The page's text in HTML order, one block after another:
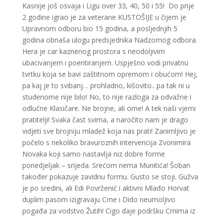
Kasnije još osvaja i Ligu over 33, 40, 50 i 55! Do prije
2 godine igrao je za veterane KUSTOŠIJE u čijem je
Upravnom odboru bio 15 godina, a posljednjih 5
godina obnaša ulogu predsjednika Nadzornog odbora.
Hera je car kaznenog prostora s neodoljivim
ubacivanjem i poentiranjem. Uspješno vodi privatnu
tvrtku koja se bavi zaštitnom opremom i obućom! Hej,
pa kaj je to svibanj… prohladno, kišovito.. pa tak ni u
studenome nije bilo! No, to nije razloga za odvažne i
odlučne Klasičare. Ne brojne, ali orne! A tek naši vjerni
pratitelji! Svaka čast svima, a naročito nam je drago
vidjeti sve brojniju mladež koja nas prati! Zanimljivo je
počelo s nekoliko bravuroznih intervencija Zvonimira
Novaka koji samo nastavlja niz dobre forme
ponedjeljak – srijeda. Srećom nema Munitića! Šoban
također pokazuje zavidnu formu. Gusto se stoji. Gužva
je po sredini, ali Edi Povrženić i aktivni Mlađo Horvat
duplim pasom izigravaju Crne i Dido neumoljivo
pogađa za vodstvo Žutih! Cigo daje podršku Crnima iz